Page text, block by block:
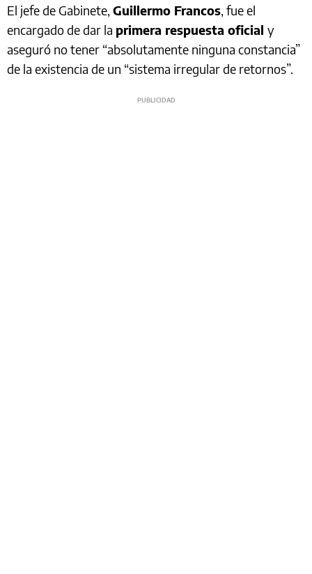
El jefe de Gabinete, Guillermo Francos, fue el
encargado de dar la primera respuesta oficial y
aseguró no tener “absolutamente ninguna constancia”
de la existencia de un “sistema irregular de retornos”.